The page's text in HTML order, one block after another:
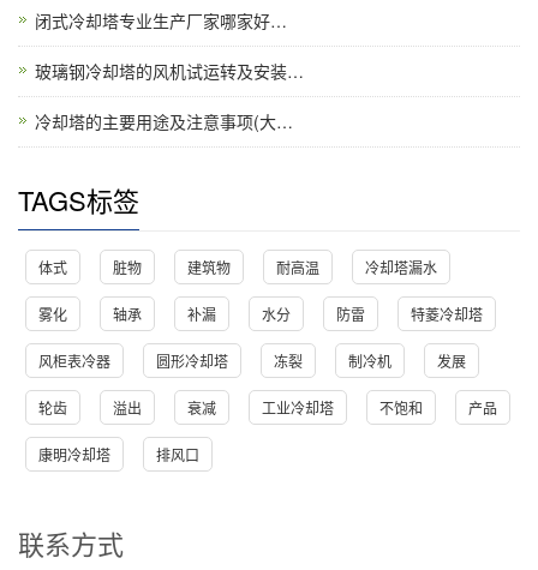
闭式冷却塔专业生产厂家哪家好…
玻璃钢冷却塔的风机试运转及安装…
冷却塔的主要用途及注意事项(大…
TAGS标签
体式 脏物 建筑物 耐高温 冷却塔漏水
雾化 轴承 补漏 水分 防雷 特菱冷却塔
风柜表冷器 圆形冷却塔 冻裂 制冷机 发展
轮齿 溢出 衰减 工业冷却塔 不饱和 产品
康明冷却塔 排风口
联系方式